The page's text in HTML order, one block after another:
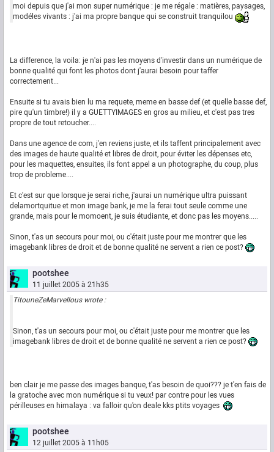
moi depuis que j'ai mon super numérique : je me régale : matières, paysages,
modéles vivants : j'ai ma propre banque qui se construit tranquilou
La difference, la voila: je n'ai pas les moyens d'investir dans un numérique de
bonne qualité qui font les photos dont j'aurai besoin pour taffer
correctement...
Ensuite si tu avais bien lu ma requete, meme en basse def (et quelle basse def,
pire qu'un timbre!) il y a GUETTYIMAGES en gros au milieu, et c'est pas tres
propre de tout retoucher....
Dans une agence de com, j'en reviens juste, et ils taffent principalement avec
des images de haute qualité et libres de droit, pour éviter les dépenses etc,
pour les maquettes, ensuites, ils font appel a un photographe, du coup, plus
trop de probleme....
Et c'est sur que lorsque je serai riche, j'aurai un numérique ultra puissant
delamortquitue et mon image bank, je me la ferai tout seule comme une
grande, mais pour le momoent, je suis étudiante, et donc pas les moyens.....
Sinon, t'as un secours pour moi, ou c'était juste pour me montrer que les
imagebank libres de droit et de bonne qualité ne servent a rien ce post?
pootshee
11 juillet 2005 à 21h35
TitouneZeMarvellous wrote :
Sinon, t'as un secours pour moi, ou c'était juste pour me montrer que les
imagebank libres de droit et de bonne qualité ne servent a rien ce post?
ben clair je me passe des images banque, t'as besoin de quoi??? je t'en fais de
la gratoche avec mon numérique si tu veux! par contre pour les vues
périlleuses en himalaya : va falloir qu'on deale kks ptits voyages
pootshee
12 juillet 2005 à 11h05